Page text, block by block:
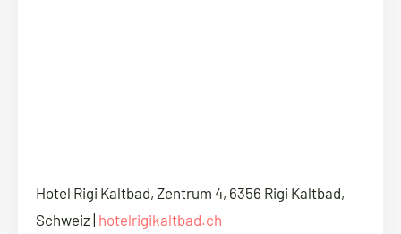
Hotel Rigi Kaltbad, Zentrum 4, 6356 Rigi Kaltbad,
Schweiz | hotelrigikaltbad.ch